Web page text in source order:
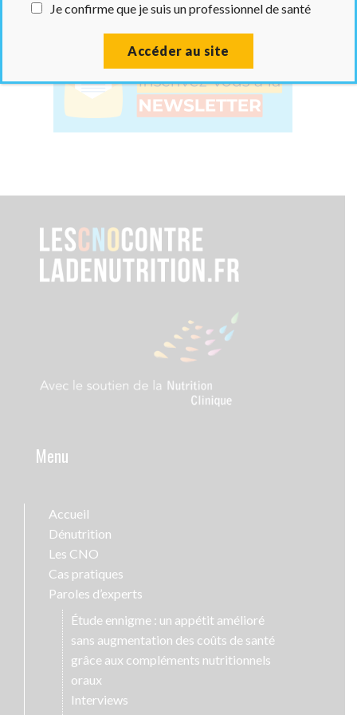
Télécharger en PDF
Menu
Accueil
Dénutrition
Les CNO
Cas pratiques
Paroles d’experts
Étude ennigme : un appétit amélioré
sans augmentation des coûts de santé
grâce aux compléments nutritionnels
oraux
Interviews
Je confirme que je suis un professionnel de santé
Accéder au site